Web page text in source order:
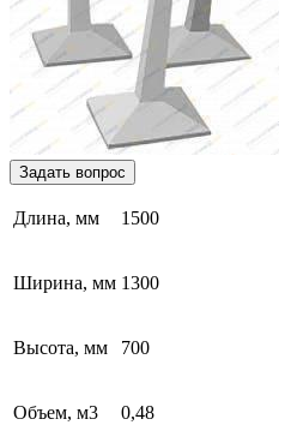
Задать вопрос
Длина, мм 1500
Ширина, мм 1300
Высота, мм 700
Объем, м3 0,48